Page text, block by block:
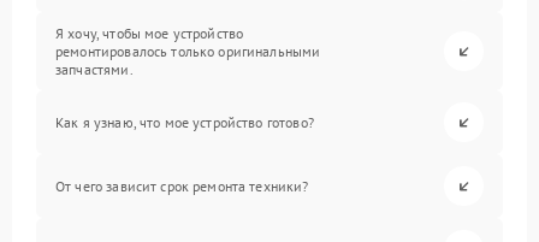
Я хочу, чтобы мое устройство
ремонтировалось только оригинальными
запчастями.
Как я узнаю, что мое устройство готово?
От чего зависит срок ремонта техники?